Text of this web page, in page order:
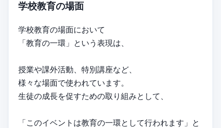
学校教育の場面
学校教育の場面において
「教育の一環」という表現は、
授業や課外活動、特別講座など、
様々な場面で使われています。
生徒の成長を促すための取り組みとして、
「このイベントは教育の一環として行われます」と